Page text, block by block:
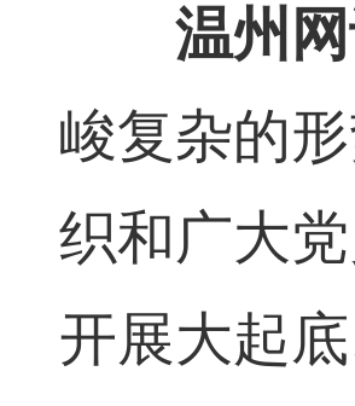
温州网
峻复杂的
织和广大
开展大起